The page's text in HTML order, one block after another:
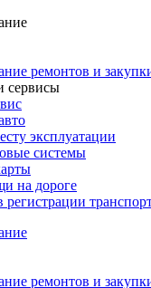
ремонтов и
сервисы
эксплуатации
системы
на дороге
регистрации
ремонтов и